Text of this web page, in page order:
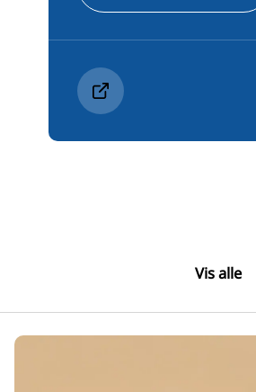
Vis alle